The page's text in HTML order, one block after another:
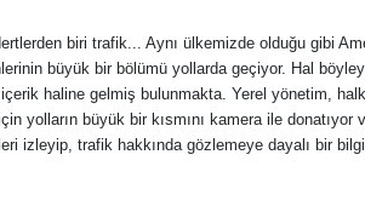
biri trafik... Aynı ülkemizde olduğu gibi
büyük bir bölümü yollarda geçiyor. Hal
haline gelmiş bulunmakta. Yerel yönetim,
yolların büyük bir kısmını kamera ile donatıyor
izleyip, trafik hakkında gözlemeye dayalı bir